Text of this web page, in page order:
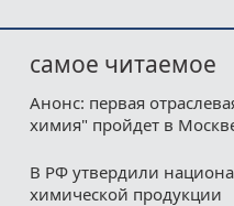
самое читаемое
Анонс: первая
химия" пройдет в
В РФ утвердили
химической продукции